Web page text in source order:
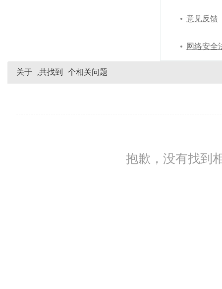
意见反馈
网络安全
关于 ,共找到 个相关问题
抱歉，没有找到